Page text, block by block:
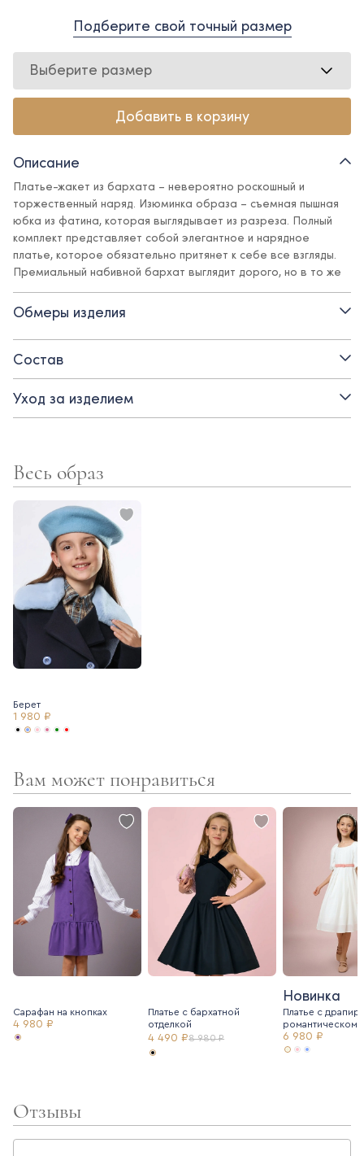
Подберите свой точный размер
Выберите размер
Добавить в корзину
Описание
Платье-жакет из бархата – невероятно роскошный и
торжественный наряд. Изюминка образа – съемная пышная
юбка из фатина, которая выглядывает из разреза. Полный
комплект представляет собой элегантное и нарядное
платье, которое обязательно притянет к себе все взгляды.
Премиальный набивной бархат выглядит дорого, но в то же
время не требует особого ухода.
Детали:
- застежка спереди на жемчужные пуговицы
- воздушная юбка из фатина
Обмеры изделия
Состав
Уход за изделием
Весь образ
Берет
1 980 ₽
Вам может понравиться
Сарафан на кнопках
4 980 ₽
Платье с бархатной
отделкой
4 490 ₽8 980 ₽
Новинка
Платье с
романтическом
6 980 ₽
Отзывы